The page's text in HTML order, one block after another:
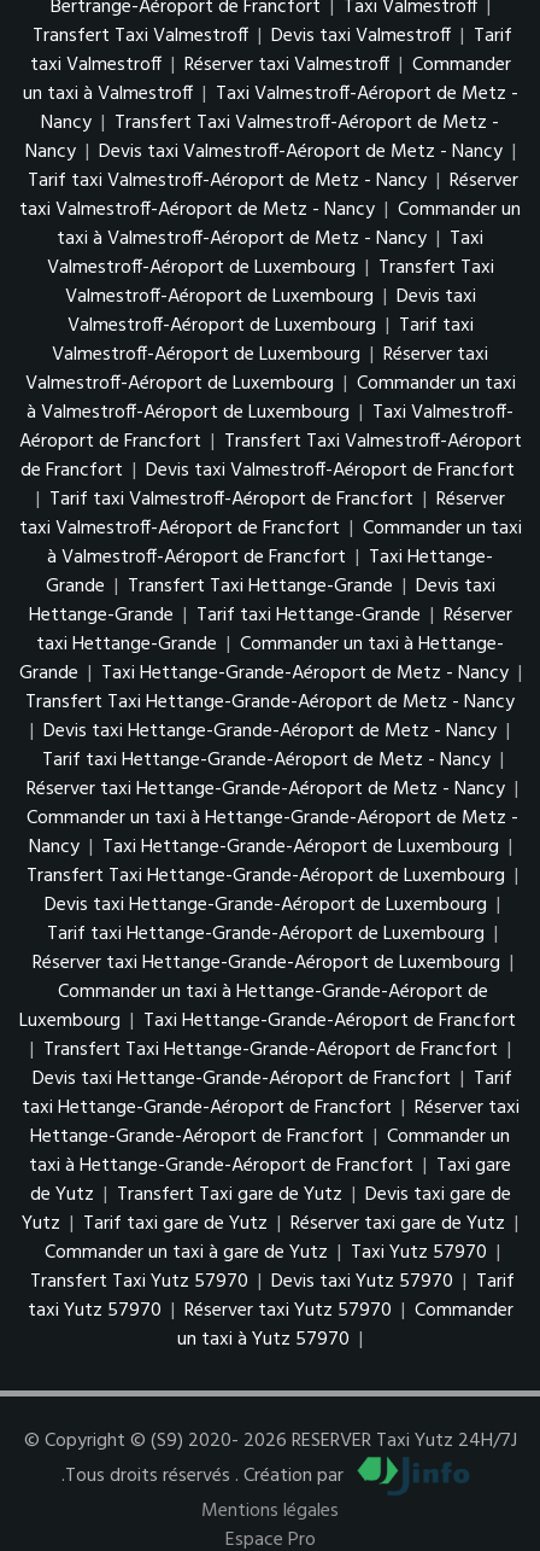
Bertrange-Aéroport de Francfort | Taxi Valmestroff |
Transfert Taxi Valmestroff | Devis taxi Valmestroff | Tarif
taxi Valmestroff | Réserver taxi Valmestroff | Commander
un taxi à Valmestroff | Taxi Valmestroff-Aéroport de Metz -
Nancy | Transfert Taxi Valmestroff-Aéroport de Metz -
Nancy | Devis taxi Valmestroff-Aéroport de Metz - Nancy |
Tarif taxi Valmestroff-Aéroport de Metz - Nancy | Réserver
taxi Valmestroff-Aéroport de Metz - Nancy | Commander un
taxi à Valmestroff-Aéroport de Metz - Nancy | Taxi
Valmestroff-Aéroport de Luxembourg | Transfert Taxi
Valmestroff-Aéroport de Luxembourg | Devis taxi
Valmestroff-Aéroport de Luxembourg | Tarif taxi
Valmestroff-Aéroport de Luxembourg | Réserver taxi
Valmestroff-Aéroport de Luxembourg | Commander un taxi
à Valmestroff-Aéroport de Luxembourg | Taxi Valmestroff-
Aéroport de Francfort | Transfert Taxi Valmestroff-Aéroport
de Francfort | Devis taxi Valmestroff-Aéroport de Francfort
| Tarif taxi Valmestroff-Aéroport de Francfort | Réserver
taxi Valmestroff-Aéroport de Francfort | Commander un taxi
à Valmestroff-Aéroport de Francfort | Taxi Hettange-
Grande | Transfert Taxi Hettange-Grande | Devis taxi
Hettange-Grande | Tarif taxi Hettange-Grande | Réserver
taxi Hettange-Grande | Commander un taxi à Hettange-
Grande | Taxi Hettange-Grande-Aéroport de Metz - Nancy |
Transfert Taxi Hettange-Grande-Aéroport de Metz - Nancy
| Devis taxi Hettange-Grande-Aéroport de Metz - Nancy |
Tarif taxi Hettange-Grande-Aéroport de Metz - Nancy |
Réserver taxi Hettange-Grande-Aéroport de Metz - Nancy |
Commander un taxi à Hettange-Grande-Aéroport de Metz -
Nancy | Taxi Hettange-Grande-Aéroport de Luxembourg |
Transfert Taxi Hettange-Grande-Aéroport de Luxembourg |
Devis taxi Hettange-Grande-Aéroport de Luxembourg |
Tarif taxi Hettange-Grande-Aéroport de Luxembourg |
Réserver taxi Hettange-Grande-Aéroport de Luxembourg |
Commander un taxi à Hettange-Grande-Aéroport de
Luxembourg | Taxi Hettange-Grande-Aéroport de Francfort
| Transfert Taxi Hettange-Grande-Aéroport de Francfort |
Devis taxi Hettange-Grande-Aéroport de Francfort | Tarif
taxi Hettange-Grande-Aéroport de Francfort | Réserver taxi
Hettange-Grande-Aéroport de Francfort | Commander un
taxi à Hettange-Grande-Aéroport de Francfort | Taxi gare
de Yutz | Transfert Taxi gare de Yutz | Devis taxi gare de
Yutz | Tarif taxi gare de Yutz | Réserver taxi gare de Yutz |
Commander un taxi à gare de Yutz | Taxi Yutz 57970 |
Transfert Taxi Yutz 57970 | Devis taxi Yutz 57970 | Tarif
taxi Yutz 57970 | Réserver taxi Yutz 57970 | Commander
un taxi à Yutz 57970 |
© Copyright © (S9) 2020- 2026 RESERVER Taxi Yutz 24H/7J
.Tous droits réservés . Création par
Mentions légales
Espace Pro